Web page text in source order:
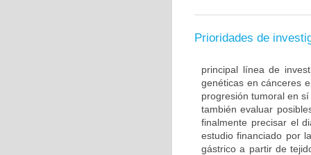
Prioridades de
principal línea de
genéticas en cánceres
progresión tumoral en
también evaluar
finalmente precisar el
estudio financiado por
gástrico a partir de